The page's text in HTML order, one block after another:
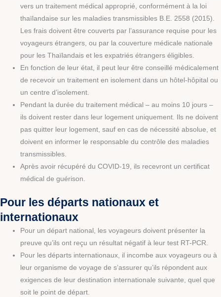
vers un traitement médical approprié, conformément à la loi
thaïlandaise sur les maladies transmissibles B.E. 2558 (2015).
Les frais doivent être couverts par l’assurance requise pour les
voyageurs étrangers, ou par la couverture médicale nationale
pour les Thaïlandais et les expatriés étrangers éligibles.
En fonction de leur état, il peut leur être conseillé médicalement
de recevoir un traitement en isolement dans un hôtel-hôpital ou
un centre d’isolement.
Pendant la durée du traitement médical – au moins 10 jours –
ils doivent rester dans leur logement uniquement. Ils ne doivent
pas quitter leur logement, sauf en cas de nécessité absolue, et
doivent en informer le responsable du contrôle des maladies
transmissibles.
Après avoir récupéré du COVID-19, ils recevront un certificat
médical de guérison.
Pour les départs nationaux et
internationaux
Pour un départ national, les voyageurs doivent présenter la
preuve qu’ils ont reçu un résultat négatif à leur test RT-PCR.
Pour les départs internationaux, il incombe aux voyageurs ou à
leur organisme de voyage de s’assurer qu’ils répondent aux
exigences de leur destination internationale suivante, quel que
soit le point de départ.